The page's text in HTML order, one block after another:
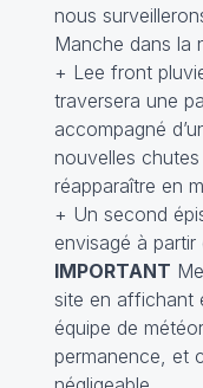
nous
Manche dans la
+ Lee front
traversera une
accompagné
nouvelles
réapparaître en
+ Un second
envisagé à
IMPORTANT
site en affichant
équipe de
permanence, et